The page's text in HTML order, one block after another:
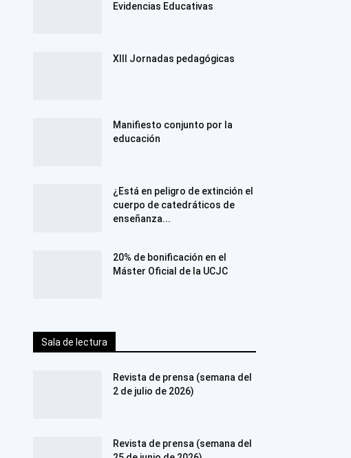
Evidencias Educativas
XIII Jornadas pedagógicas
Manifiesto conjunto por la
educación
¿Está en peligro de extinción el
cuerpo de catedráticos de
enseñanza...
20% de bonificación en el
Máster Oficial de la UCJC
Sala de lectura
Revista de prensa (semana del
2 de julio de 2026)
Revista de prensa (semana del